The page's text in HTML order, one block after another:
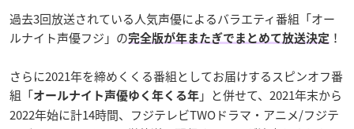
過去3回放送されている人気声優によるバラエティ番組「オー
ルナイト声優フジ」の完全版が年またぎでまとめて放送決定 ！
さらに2021年を締めくくる番組としてお届けするスピンオフ番
組「オールナイト声優ゆく年くる年 」と併せて、2021年末から
2022年始に計14時間、フジテレビTWOドラマ・アニメ/フジテ